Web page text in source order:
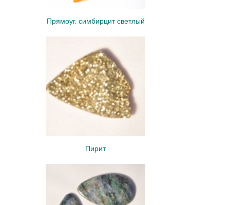
Прямоуг. симбирцит светлый
Пирит